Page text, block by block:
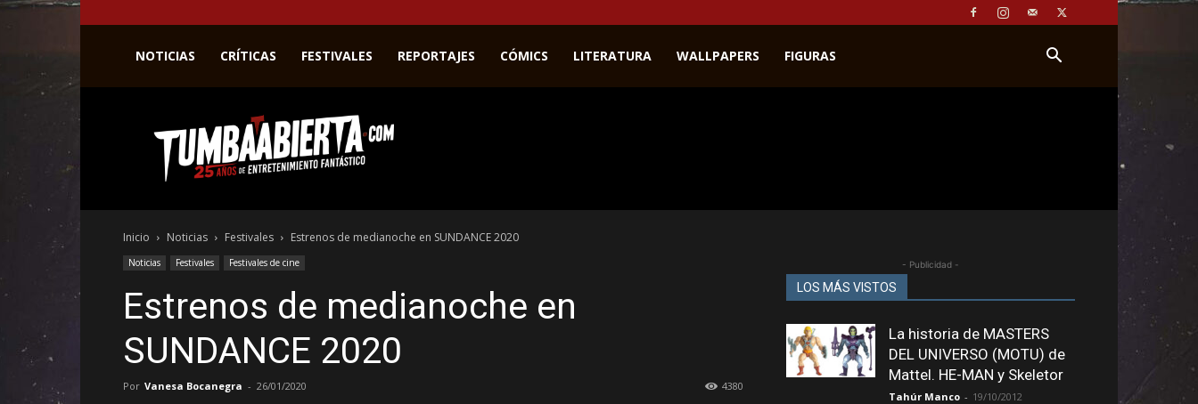
NOTICIAS CRÍTICAS FESTIVALES REPORTAJES CÓMICS LITERATURA WALLPAPERS FIGURAS
web
del
entretenimiento
el
género
Inicio Noticias Festivales Estrenos de medianoche en SUNDANCE 2020
Noticias Festivales Festivales de cine
Estrenos de medianoche en
SUNDANCE 2020
Por Vanesa Bocanegra - 26/01/2020 4380
- Publicidad -
LOS MÁS VISTOS
La historia de MASTERS
DEL UNIVERSO (MOTU) de
Mattel. HE-MAN y Skeletor
Tahúr Manco - 19/10/2012